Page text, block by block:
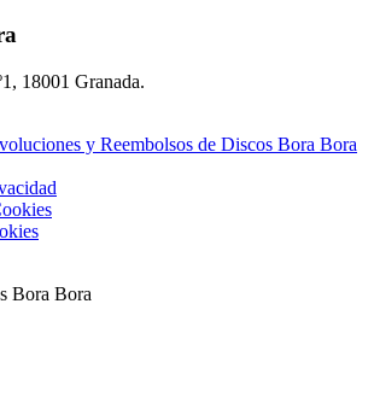
18001 Granada.
y Reembolsos de Discos Bora Bora
Bora Bora